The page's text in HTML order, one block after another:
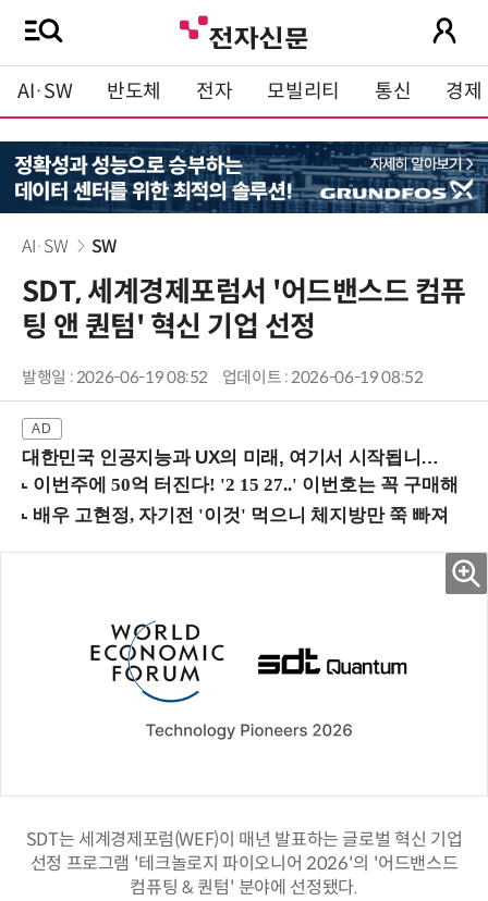
AI·SW 반도체 전자 모빌리티 통신 경제
AI·SW SW
SDT, 세계경제포럼서 '어드밴스드 컴퓨
팅 앤 퀀텀' 혁신 기업 선정
발행일 : 2026-06-19 08:52 업데이트 : 2026-06-19 08:52
대한민국 인공지능과 UX의 미래, 여기서 시작됩니다! (9/2 강남역)
SDT는 세계경제포럼(WEF)이 매년 발표하는 글로벌 혁신 기업
선정 프로그램 '테크놀로지 파이오니어 2026'의 '어드밴스드
컴퓨팅 & 퀀텀' 분야에 선정됐다.